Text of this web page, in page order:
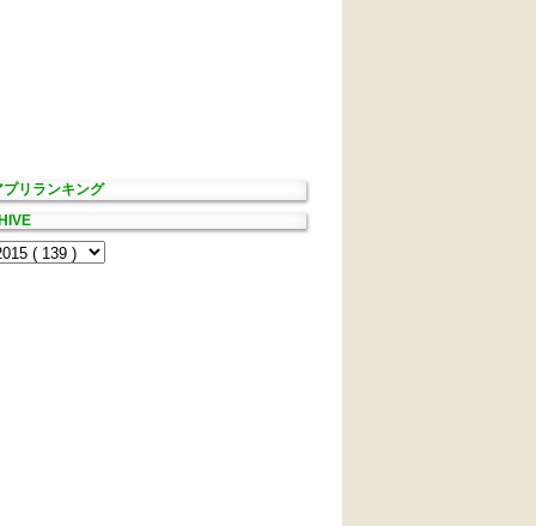
プリランキング